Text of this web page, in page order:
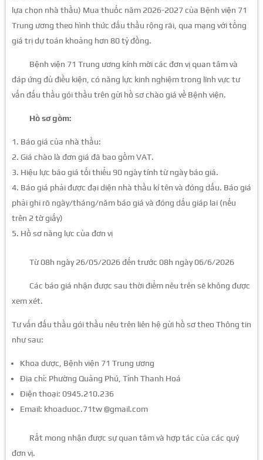
lựa chọn nhà thầu) Mua thuốc năm 2026-2027 của Bệnh viện 71
Trung ương theo hình thức đấu thầu rộng rãi, qua mạng với tổng
giá trị dự toán khoảng hơn 80 tỷ đồng.
Bệnh viện 71 Trung ương kính mời các đơn vị quan tâm và
đáp ứng đủ điều kiện, có năng lực kinh nghiệm trong lĩnh vực tư
vấn đấu thầu gói thầu trên gửi hồ sơ chào giá về Bệnh viện.
Hồ sơ gồm:
Báo giá của nhà thầu:
Giá chào là đơn giá đã bao gồm VAT.
Hiệu lực báo giá tối thiểu 90 ngày tính từ ngày báo giá.
Báo giá phải được đại diện nhà thầu kí tên và đóng dấu. Báo giá
phải ghi rõ ngày/tháng/năm báo giá và đóng dấu giáp lai (nếu
trên 2 tờ giấy)
Hồ sơ năng lực của đơn vị
Từ 08h ngày 26/05/2026 đến trước 08h ngày 06/6/2026
Các báo giá nhận được sau thời điểm nêu trên sẽ không được
xem xét.
Tư vấn đấu thầu gói thầu nêu trên liên hệ gửi hồ sơ theo Thông tin
như sau:
Khoa dược, Bệnh viện 71 Trung ương
Địa chỉ: Phường Quảng Phú, Tỉnh Thanh Hoá
Điện thoại: 0945.210.236
Email: khoaduoc.71tw @gmail.com
Rất mong nhận được sự quan tâm và hợp tác của các quý
đơn vị.